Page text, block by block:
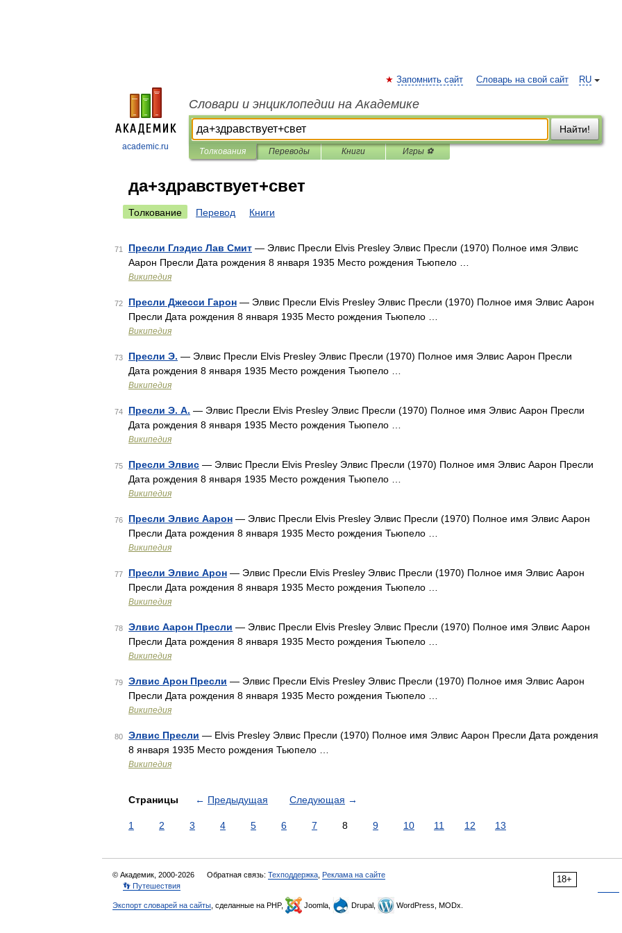
academic.ru
RU
Запомнить сайт Словарь на свой сайт
Словари и энциклопедии на Академике
Найти!
Толкования Переводы Книги Игры ⚽
да+здравствует+свет
Толкование Перевод Книги
71 Пресли Глэдис Лав Смит — Элвис Пресли Elvis Presley Элвис Пресли (1970) Полное имя Элвис
Аарон Пресли Дата рождения 8 января 1935 Место рождения Тьюпело …
Википедия
72 Пресли Джесси Гарон — Элвис Пресли Elvis Presley Элвис Пресли (1970) Полное имя Элвис Аарон
Пресли Дата рождения 8 января 1935 Место рождения Тьюпело …
Википедия
73 Пресли Э. — Элвис Пресли Elvis Presley Элвис Пресли (1970) Полное имя Элвис Аарон Пресли
Дата рождения 8 января 1935 Место рождения Тьюпело …
Википедия
74 Пресли Э. А. — Элвис Пресли Elvis Presley Элвис Пресли (1970) Полное имя Элвис Аарон Пресли
Дата рождения 8 января 1935 Место рождения Тьюпело …
Википедия
75 Пресли Элвис — Элвис Пресли Elvis Presley Элвис Пресли (1970) Полное имя Элвис Аарон Пресли
Дата рождения 8 января 1935 Место рождения Тьюпело …
Википедия
76 Пресли Элвис Аарон — Элвис Пресли Elvis Presley Элвис Пресли (1970) Полное имя Элвис Аарон
Пресли Дата рождения 8 января 1935 Место рождения Тьюпело …
Википедия
77 Пресли Элвис Арон — Элвис Пресли Elvis Presley Элвис Пресли (1970) Полное имя Элвис Аарон
Пресли Дата рождения 8 января 1935 Место рождения Тьюпело …
Википедия
78 Элвис Аарон Пресли — Элвис Пресли Elvis Presley Элвис Пресли (1970) Полное имя Элвис Аарон
Пресли Дата рождения 8 января 1935 Место рождения Тьюпело …
Википедия
79 Элвис Арон Пресли — Элвис Пресли Elvis Presley Элвис Пресли (1970) Полное имя Элвис Аарон
Пресли Дата рождения 8 января 1935 Место рождения Тьюпело …
Википедия
80 Элвис Пресли — Elvis Presley Элвис Пресли (1970) Полное имя Элвис Аарон Пресли Дата рождения
8 января 1935 Место рождения Тьюпело …
Википедия
Страницы ← Предыдущая Следующая →
1 2 3 4 5 6 7 8 9 10 11 12 13
18+
© Академик, 2000-2026 Обратная связь: Техподдержка Реклама на сайте
👣 Путешествия
Экспорт словарей на сайты , сделанные на PHP, Joomla, Drupal, WordPress, MODx.